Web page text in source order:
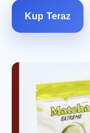
Kup Teraz